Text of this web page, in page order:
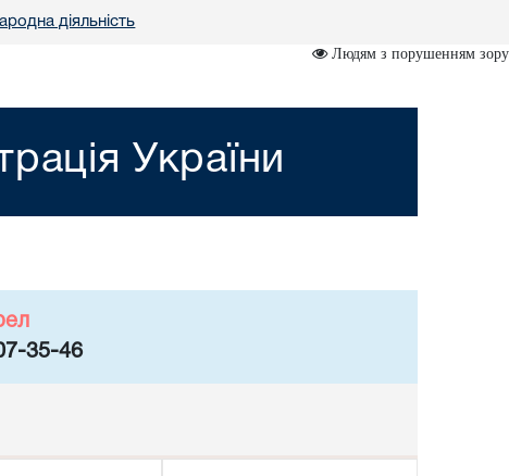
діяльність
Людям з порушенням зору
України
35-46